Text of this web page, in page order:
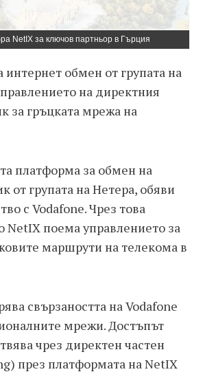
NetIX за ключов партньор в Гърция
обмен от групата на
на директния
за гръцката мрежа на
платформа за обмен на
от групата на Нетера, обяви
с Vodafone. Чрез това
NetIX поема управлението за
маршрути на телекома в
свързаността на Vodafone
мрежи. Достъпът
чрез директен частен
през платформата на NetIX